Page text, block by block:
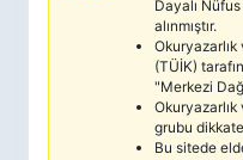
Dayalı
alınmıştır.
(TÜİK)
"Merkezi
grubu dikkate
Bu sitede